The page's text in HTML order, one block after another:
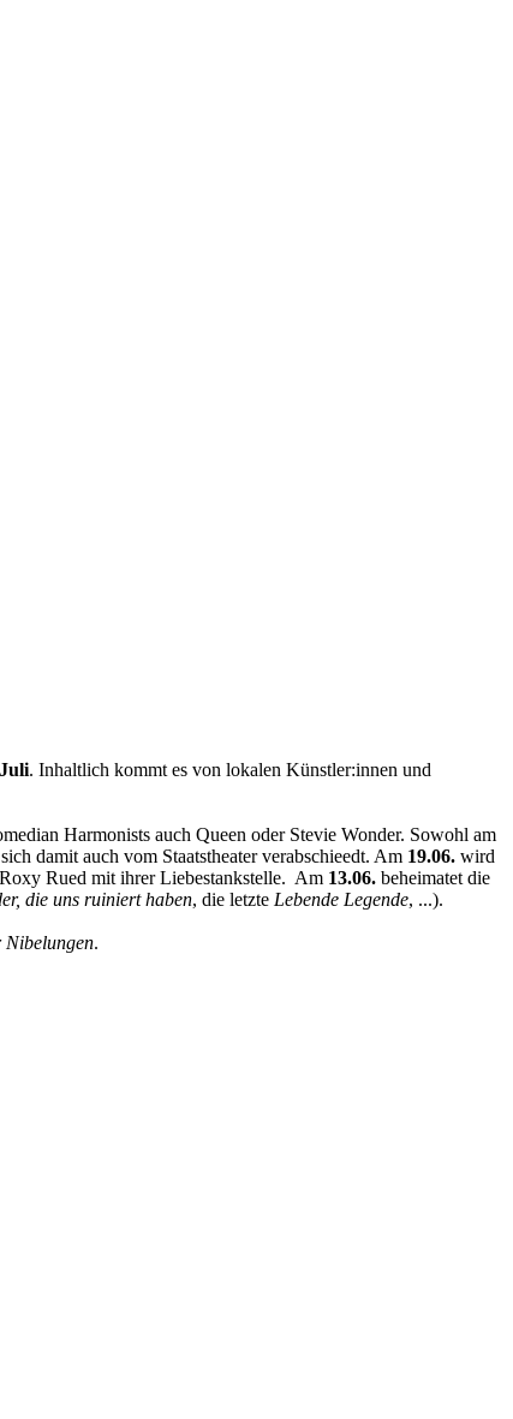
. Inhaltlich kommt es von lokalen Künstler:innen und
Harmonists auch Queen oder Stevie Wonder. Sowohl am
damit auch vom Staatstheater verabschieedt. Am 19.06. wird
Rued mit ihrer Liebestankstelle. Am 13.06. beheimatet die
die uns ruiniert haben, die letzte Lebende Legende, ...).
Nibelungen.